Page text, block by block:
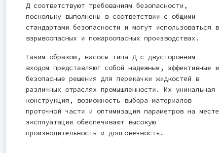
Д соответствуют требованиям безопасности,
поскольку выполнены в соответствии с общими
стандартами безопасности и могут использоваться в
взрывоопасных и пожароопасных производствах.
Таким образом, насосы типа Д с двусторонним
входом представляют собой надежные, эффективные и
безопасные решения для перекачки жидкостей в
различных отраслях промышленности. Их уникальная
конструкция, возможность выбора материалов
проточной части и оптимизация параметров на месте
эксплуатации обеспечивают высокую
производительность и долговечность.